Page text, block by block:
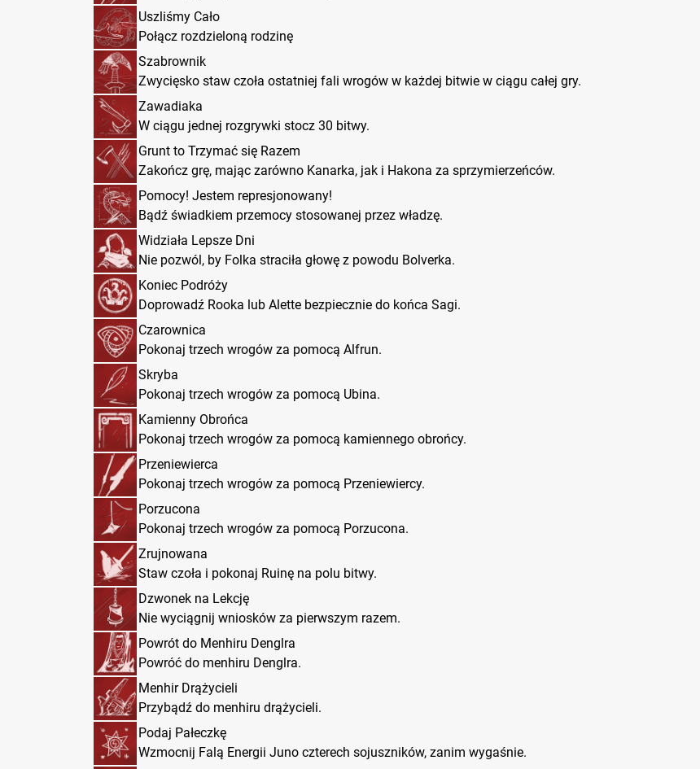
Uszliśmy Cało
Połącz rozdzieloną rodzinę
Szabrownik
Zwycięsko staw czoła ostatniej fali wrogów w każdej bitwie w ciągu całej gry.
Zawadiaka
W ciągu jednej rozgrywki stocz 30 bitwy.
Grunt to Trzymać się Razem
Zakończ grę, mając zarówno Kanarka, jak i Hakona za sprzymierzeńców.
Pomocy! Jestem represjonowany!
Bądź świadkiem przemocy stosowanej przez władzę.
Widziała Lepsze Dni
Nie pozwól, by Folka straciła głowę z powodu Bolverka.
Koniec Podróży
Doprowadź Rooka lub Alette bezpiecznie do końca Sagi.
Czarownica
Pokonaj trzech wrogów za pomocą Alfrun.
Skryba
Pokonaj trzech wrogów za pomocą Ubina.
Kamienny Obrońca
Pokonaj trzech wrogów za pomocą kamiennego obrońcy.
Przeniewierca
Pokonaj trzech wrogów za pomocą Przeniewiercy.
Porzucona
Pokonaj trzech wrogów za pomocą Porzucona.
Zrujnowana
Staw czoła i pokonaj Ruinę na polu bitwy.
Dzwonek na Lekcję
Nie wyciągnij wniosków za pierwszym razem.
Powrót do Menhiru Denglra
Powróć do menhiru Denglra.
Menhir Drążycieli
Przybądź do menhiru drążycieli.
Podaj Pałeczkę
Wzmocnij Falą Energii Juno czterech sojuszników, zanim wygaśnie.